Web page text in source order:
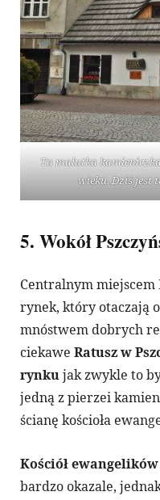
Ta malutka
wieku. Dziś jest
5. Wokół
Centralnym miejscem
rynek, który otaczają
mnóstwem dobrych
ciekawe Ratusz w
rynkujak zwykle to
jedną z pierzei
ścianę kościoła
Kościół ewangelików
bardzo okazale,